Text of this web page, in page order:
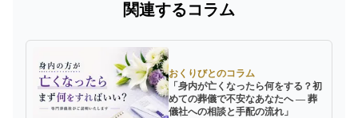
関連するコラム
おくりびとのコラム
「身内が亡くなったら何をする？初
めての葬儀で不安なあなたへ ― 葬
儀社への相談と手配の流れ」